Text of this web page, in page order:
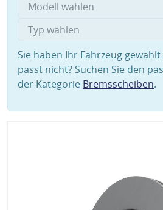
Sie haben Ihr Fahrzeug
passt nicht? Suchen Sie den
der Kategorie Bremsscheiben.